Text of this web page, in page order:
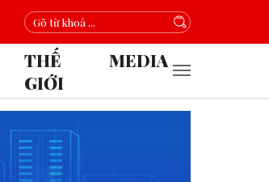
THẾ
GIỚI
MEDIA